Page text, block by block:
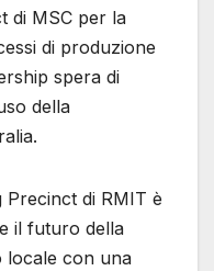
di MSC per la
di produzione
spera di
della
Precinct di RMIT è
il futuro della
locale con una